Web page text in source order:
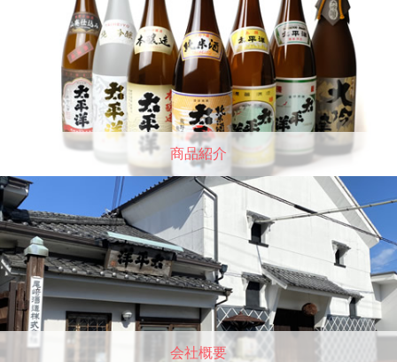
商品紹介
会社概要